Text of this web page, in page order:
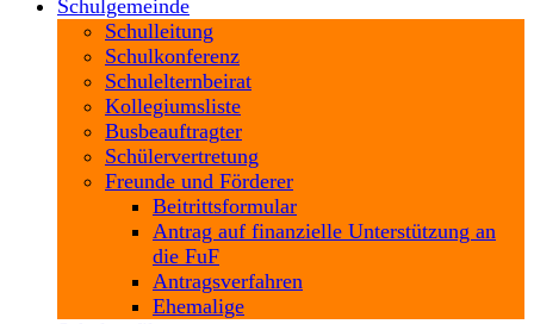
Schulgemeinde
Schulleitung
Schulkonferenz
Schulelternbeirat
Kollegiumsliste
Busbeauftragter
Schülervertretung
Freunde und Förderer
Beitrittsformular
Antrag auf finanzielle Unterstützung an
die FuF
Antragsverfahren
Ehemalige